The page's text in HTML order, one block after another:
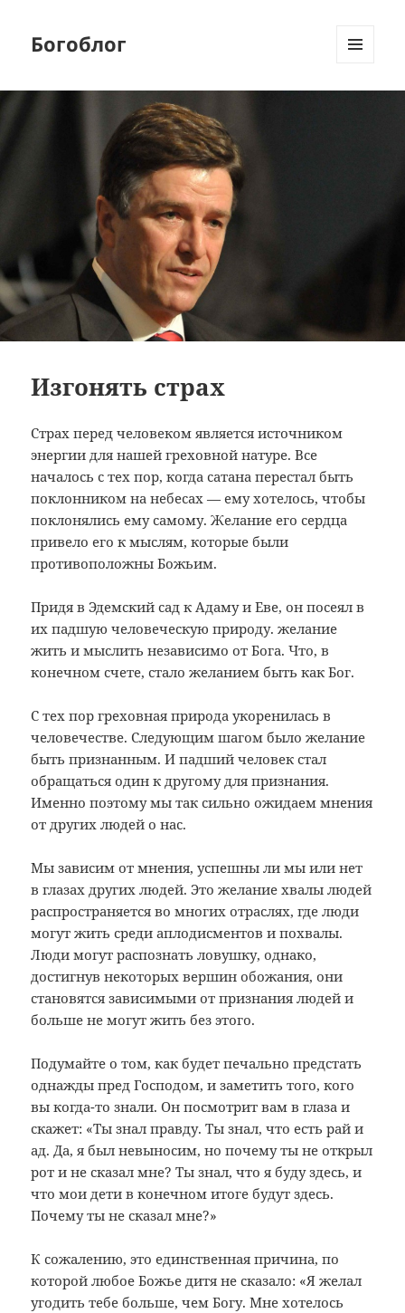
Богоблог
Изгонять страх
Страх перед человеком является источником
энергии для нашей греховной натуре. Все
началось с тех пор, когда сатана перестал быть
поклонником на небесах — ему хотелось, чтобы
поклонялись ему самому. Желание его сердца
привело его к мыслям, которые были
противоположны Божьим.
Придя в Эдемский сад к Адаму и Еве, он посеял в
их падшую человеческую природу. желание
жить и мыслить независимо от Бога. Что, в
конечном счете, стало желанием быть как Бог.
С тех пор греховная природа укоренилась в
человечестве. Следующим шагом было желание
быть признанным. И падший человек стал
обращаться один к другому для признания.
Именно поэтому мы так сильно ожидаем мнения
от других людей о нас.
Мы зависим от мнения, успешны ли мы или нет
в глазах других людей. Это желание хвалы людей
распространяется во многих отраслях, где люди
могут жить среди аплодисментов и похвалы.
Люди могут распознать ловушку, однако,
достигнув некоторых вершин обожания, они
становятся зависимыми от признания людей и
больше не могут жить без этого.
Подумайте о том, как будет печально предстать
однажды пред Господом, и заметить того, кого
вы когда-то знали. Он посмотрит вам в глаза и
скажет: «Ты знал правду. Ты знал, что есть рай и
ад. Да, я был невыносим, но почему ты не открыл
рот и не сказал мне? Ты знал, что я буду здесь, и
что мои дети в конечном итоге будут здесь.
Почему ты не сказал мне?»
К сожалению, это единственная причина, по
которой любое Божье дитя не сказало: «Я желал
угодить тебе больше, чем Богу. Мне хотелось